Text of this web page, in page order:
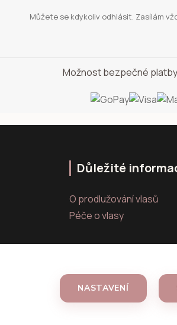
Můžete se kdykoliv odhlásit. Zasílám
Možnost bezpečné
Důležité
O prodlužování vlasů
Péče o vlasy
NASTAVENÍ